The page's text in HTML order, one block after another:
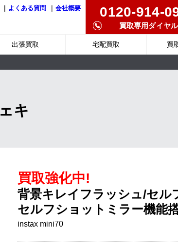
| よくある質問 | 会社概要 0120-914-
買取専用ダイヤル
出張買取 宅配買取 買
キ
買取強化中!
背景キレイフラッシュ/セル
セルフショットミラー機能
instax mini70